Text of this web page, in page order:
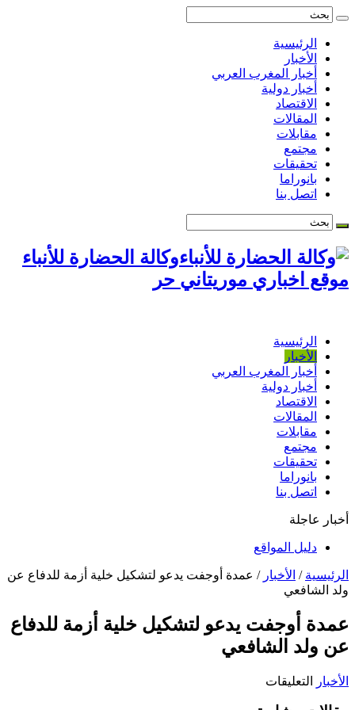
الرئيسية
الأخبار
أخبار المغرب العربي
أخبار دولية
الاقتصاد
المقالات
مقابلات
مجتمع
تحقيقات
بانوراما
اتصل بنا
وكالة الحضارة للأنباء
موقع اخباري موريتاني حر
الرئيسية
الأخبار
أخبار المغرب العربي
أخبار دولية
الاقتصاد
المقالات
مقابلات
مجتمع
تحقيقات
بانوراما
اتصل بنا
أخبار عاجلة
دليل المواقع
الرئيسية / الأخبار / عمدة أوجفت يدعو لتشكيل خلية أزمة للدفاع عن
ولد الشافعي
عمدة أوجفت يدعو لتشكيل خلية أزمة للدفاع
عن ولد الشافعي
الأخبار التعليقات